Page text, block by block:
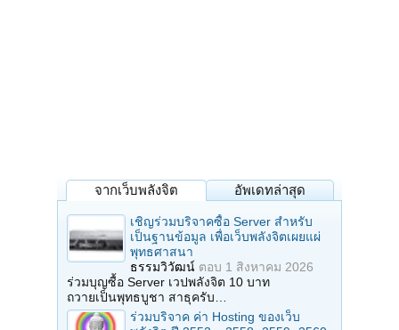
จากเว็บพลังจิต อัพเดทล่าสุด
เชิญร่วมบริจาคซื้อ Server สำหรับ
เป็นฐานข้อมูล เพื่อเว็บพลังจิตเผยแผ่
พุทธศาสนา
ธรรมวิวัฒน์ ตอบ 1 สิงหาคม 2026
ร่วมบุญซื้อ Server เวปพลังจิต 10 บาท
ถวายเป็นพุทธบูชา สาธุครับ…
ร่วมบริจาค ค่า Hosting ของเว็บ